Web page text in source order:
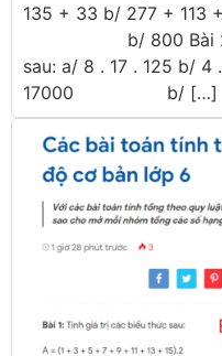
135 + 33 b/ 277 + 113
b/ 800 Bài 2:
sau: a/ 8 . 17 . 125 b/
17000 b/ […]